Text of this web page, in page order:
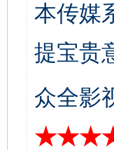
本传媒
提宝贵
众全影
以产业